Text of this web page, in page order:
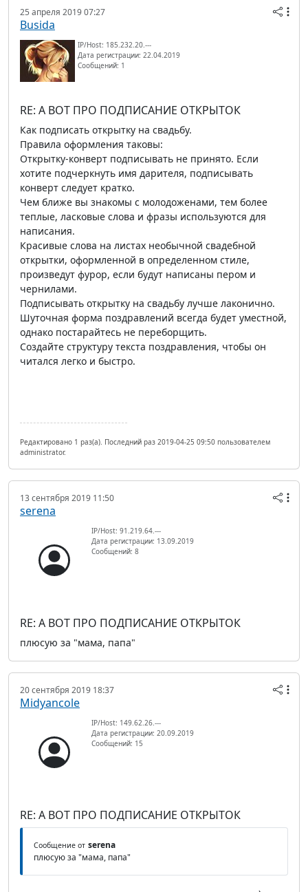
25 апреля 2019 07:27
Busida
IP/Host: 185.232.20.---
Дата регистрации: 22.04.2019
Сообщений: 1
RE: А ВОТ ПРО ПОДПИСАНИЕ ОТКРЫТОК
Как подписать открытку на свадьбу.
Правила оформления таковы:
Открытку-конверт подписывать не принято. Если
хотите подчеркнуть имя дарителя, подписывать
конверт следует кратко.
Чем ближе вы знакомы с молодоженами, тем более
теплые, ласковые слова и фразы используются для
написания.
Красивые слова на листах необычной свадебной
открытки, оформленной в определенном стиле,
произведут фурор, если будут написаны пером и
чернилами.
Подписывать открытку на свадьбу лучше лаконично.
Шуточная форма поздравлений всегда будет уместной,
однако постарайтесь не переборщить.
Создайте структуру текста поздравления, чтобы он
читался легко и быстро.
Редактировано 1 раз(а). Последний раз 2019-04-25 09:50 пользователем
administrator.
13 сентября 2019 11:50
serena
IP/Host: 91.219.64.---
Дата регистрации: 13.09.2019
Сообщений: 8
RE: А ВОТ ПРО ПОДПИСАНИЕ ОТКРЫТОК
плюсую за "мама, папа"
20 сентября 2019 18:37
Midyancole
IP/Host: 149.62.26.---
Дата регистрации: 20.09.2019
Сообщений: 15
RE: А ВОТ ПРО ПОДПИСАНИЕ ОТКРЫТОК
Сообщение от serena
плюсую за "мама, папа"